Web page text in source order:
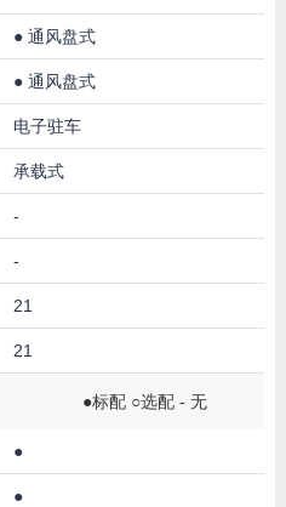
● 通风盘式
● 通风盘式
电子驻车
承载式
-
-
21
21
●标配 ○选配 - 无
●
●